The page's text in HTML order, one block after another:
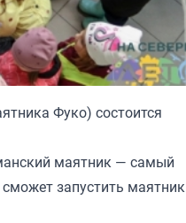
Фуко) состоится
маятник — самый
запустить маятник